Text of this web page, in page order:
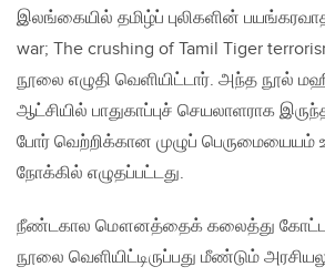
இலங்கையில் தமிழ்ப் புலிகளின்
war; The crushing of Tamil Tiger
நூலை எழுதி வெளியிட்டார். அந்த நூல்
ஆட்சியில் பாதுகாப்புச் செயலாளராக
போர் வெற்றிக்கான முழுப் பெருமையையம்
நோக்கில் எழுதப்பட்டது.
நீண்டகால மௌனத்தைக் கலைத்து
நூலை வெளியிட்டிருப்பது மீண்டும்